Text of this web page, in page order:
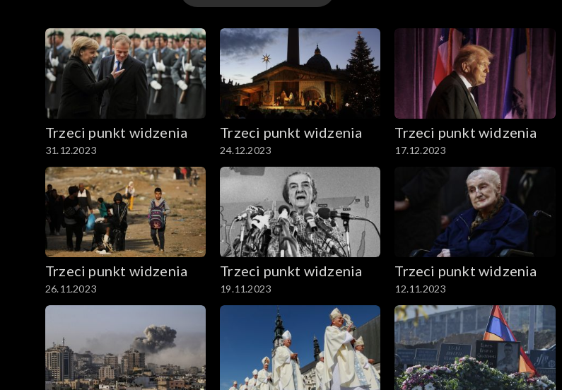
na pytanie o genezę dramatycznych zmian współczesnego świata. Czy to już koniec końca
cykl, na czym się skoncentruje i co oznaczać będzie dla historii Zachodu?
Odcinki
Trzeci punkt widzenia
31.12.2023
Trzeci punkt widzenia
24.12.2023
Trzeci punkt widzenia
17.12.2023
Trzeci punkt widzenia
26.11.2023
Trzeci punkt widzenia
19.11.2023
Trzeci punkt widzenia
12.11.2023